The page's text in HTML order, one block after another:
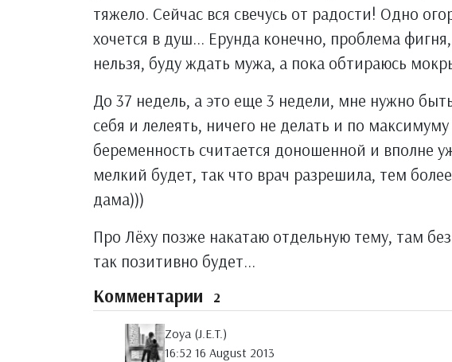
тяжело. Сейчас вся свечусь от радости! Одно
хочется в душ... Ерунда конечно, проблема
нельзя, буду ждать мужа, а пока обтираюсь
До 37 недель, а это еще 3 недели, мне нужно
себя и лелеять, ничего не делать и по
беременность считается доношенной и вполне
мелкий будет, так что врач разрешила, тем
дама)))
Про Лёху позже накатаю отдельную тему, там
так позитивно будет...
Комментарии 2
Zoya (J.E.T.)
16:52 16 August 2013